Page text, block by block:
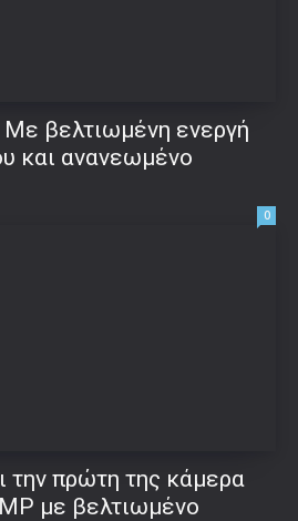
βελτιωμένη ενεργή
και ανανεωμένο
0
την πρώτη της κάμερα
με βελτιωμένο